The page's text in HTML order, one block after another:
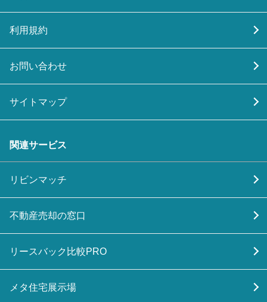
利用規約
お問い合わせ
サイトマップ
関連サービス
リビンマッチ
不動産売却の窓口
リースバック比較PRO
メタ住宅展示場